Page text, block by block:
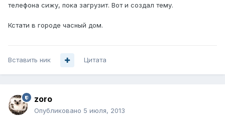
телефона сижу, пока загрузит. Вот и создал тему.
Кстати в городе часный дом.
Вставить ник Цитата
zoro
Опубликовано 5 июля, 2013